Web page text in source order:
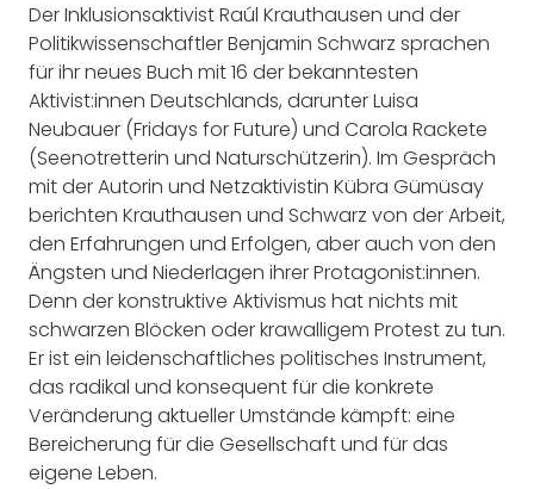
Der Inklusionsaktivist Raúl Krauthausen und der
Politikwissenschaftler Benjamin Schwarz sprachen
für ihr neues Buch mit 16 der bekanntesten
Aktivist:innen Deutschlands, darunter Luisa
Neubauer (Fridays for Future) und Carola Rackete
(Seenotretterin und Naturschützerin). Im Gespräch
mit der Autorin und Netzaktivistin Kübra Gümüsay
berichten Krauthausen und Schwarz von der Arbeit,
den Erfahrungen und Erfolgen, aber auch von den
Ängsten und Niederlagen ihrer Protagonist:innen.
Denn der konstruktive Aktivismus hat nichts mit
schwarzen Blöcken oder krawalligem Protest zu tun.
Er ist ein leidenschaftliches politisches Instrument,
das radikal und konsequent für die konkrete
Veränderung aktueller Umstände kämpft: eine
Bereicherung für die Gesellschaft und für das
eigene Leben.